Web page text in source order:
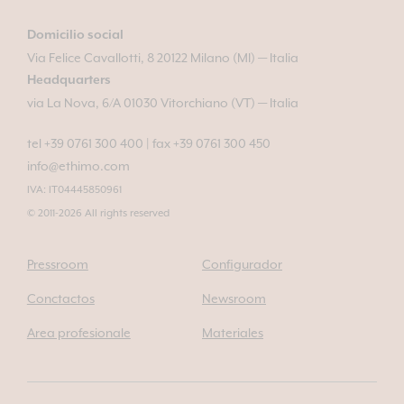
Domicilio social
Via Felice Cavallotti, 8 20122 Milano (MI) — Italia
Headquarters
via La Nova, 6/A 01030 Vitorchiano (VT) — Italia
tel +39 0761 300 400
fax +39 0761 300 450
info@ethimo.com
IVA: IT04445850961
© 2011-2026 All rights reserved
Pressroom Configurador
Conctactos Newsroom
Area profesionale Materiales